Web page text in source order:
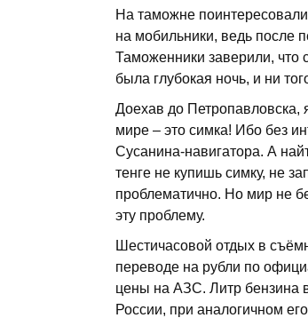
На таможне
на мобильники, ведь после
Таможенники заверили, что
была глубокая ночь, и ни
Доехав до Петропавловска,
мире – это симка! Ибо без
Сусанина-навигатора. А
тенге не купишь симку, не
проблематично. Но мир не
эту проблему.
Шестичасовой отдых в
переводе на рубли по
цены на АЗС. Литр бензина
России, при аналогичном